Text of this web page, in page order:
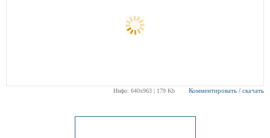
Инфо: 640х963 | 179 Kb Комментировать / скачать